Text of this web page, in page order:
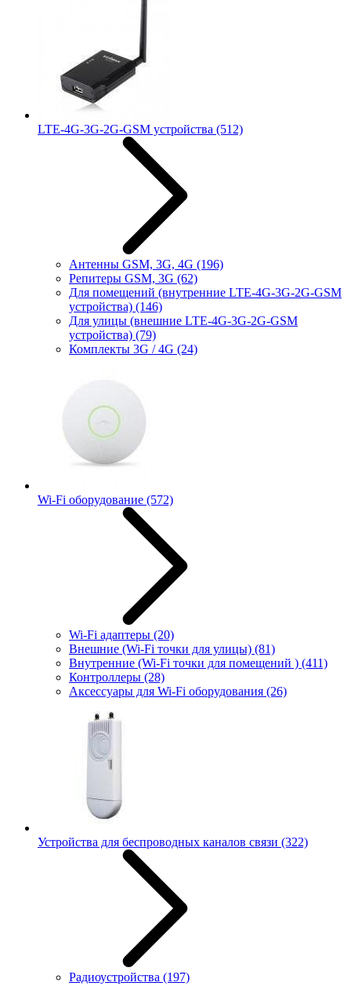
LTE-4G-3G-2G-GSM устройства (512)
Антенны GSM, 3G, 4G (196)
Репитеры GSM, 3G (62)
Для помещений (внутренние LTE-4G-3G-2G-GSM
устройства) (146)
Для улицы (внешние LTE-4G-3G-2G-GSM
устройства) (79)
Комплекты 3G / 4G (24)
Wi-Fi оборудование (572)
Wi-Fi адаптеры (20)
Внешние (Wi-Fi точки для улицы) (81)
Внутренние (Wi-Fi точки для помещений ) (411)
Контроллеры (28)
Аксессуары для Wi-Fi оборудования (26)
Устройства для беспроводных каналов связи (322)
Радиоустройства (197)